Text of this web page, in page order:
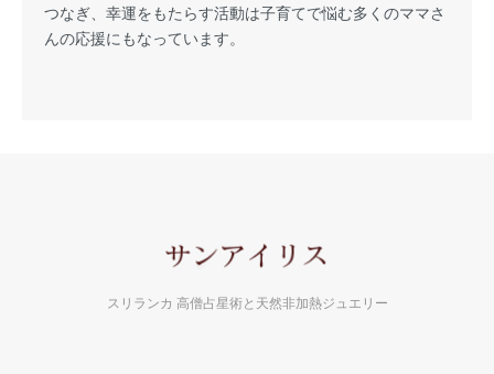
つなぎ、幸運をもたらす活動は子育てで悩む多くのママさ
んの応援にもなっています。
スリランカ 高僧占星術と天然非加熱ジュエリー